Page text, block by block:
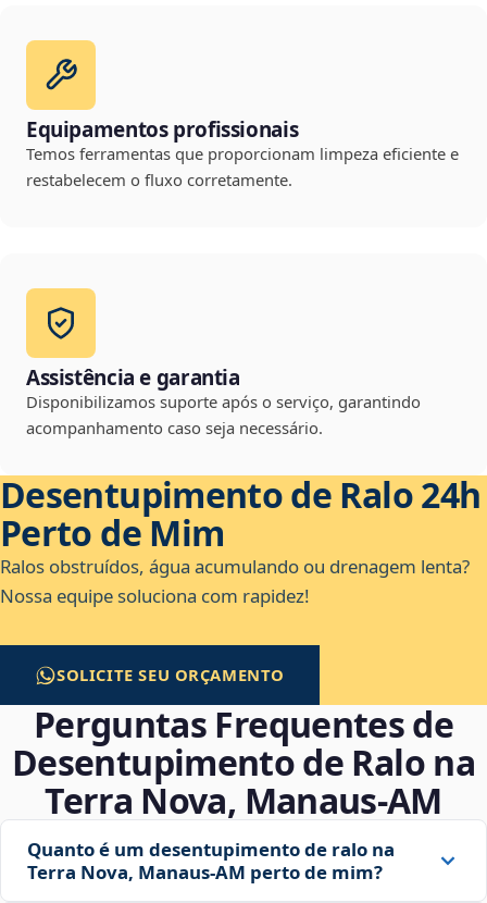
Equipamentos profissionais
Temos ferramentas que proporcionam limpeza eficiente e
restabelecem o fluxo corretamente.
Assistência e garantia
Disponibilizamos suporte após o serviço, garantindo
acompanhamento caso seja necessário.
Desentupimento de Ralo 24h
Perto de Mim
Ralos obstruídos, água acumulando ou drenagem lenta?
Nossa equipe soluciona com rapidez!
SOLICITE SEU ORÇAMENTO
Perguntas Frequentes de
Desentupimento de Ralo na
Terra Nova, Manaus‑AM
Quanto é um desentupimento de ralo na
Terra Nova, Manaus‑AM perto de mim?